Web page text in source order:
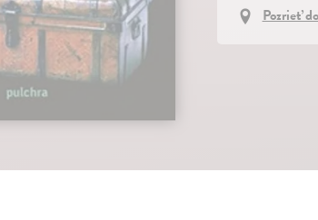
Pozrieť